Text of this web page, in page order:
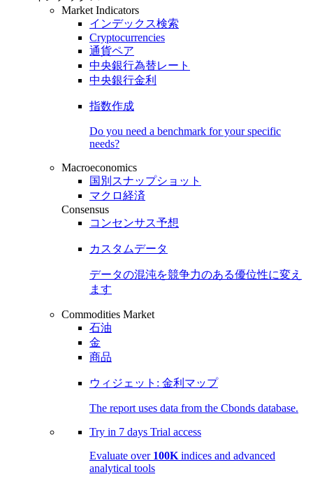
Market Indicators
インデックス検索
Cryptocurrencies
通貨ペア
中央銀行為替レート
中央銀行金利
指数作成
Do you need a benchmark for your specific
needs?
Macroeconomics
国別スナップショット
マクロ経済
Consensus
コンセンサス予想
カスタムデータ
データの混沌を競争力のある優位性に変え
ます
Commodities Market
石油
金
商品
ウィジェット: 金利マップ
The report uses data from the Cbonds database.
Try in 7 days Trial access
Evaluate over 100K indices and advanced
analytical tools